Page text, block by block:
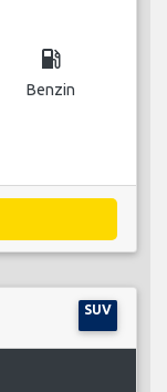
local_gas_station
Benzin
SUV